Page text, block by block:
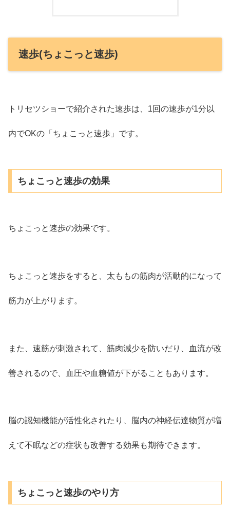
速歩(ちょこっと速歩)
トリセツショーで紹介された速歩は、1回の速歩が1分以
内でOKの「ちょこっと速歩」です。
ちょこっと速歩の効果
ちょこっと速歩の効果です。
ちょこっと速歩をすると、太ももの筋肉が活動的になって
筋力が上がります。
また、速筋が刺激されて、筋肉減少を防いだり、血流が改
善されるので、血圧や血糖値が下がることもあります。
脳の認知機能が活性化されたり、脳内の神経伝達物質が増
えて不眠などの症状も改善する効果も期待できます。
ちょこっと速歩のやり方